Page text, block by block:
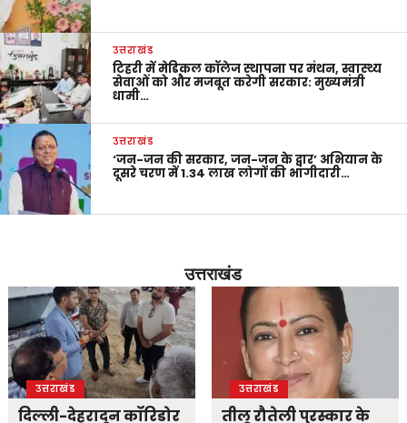
उत्तराखंड
टिहरी में मेडिकल कॉलेज स्थापना पर मंथन, स्वास्थ्य
सेवाओं को और मजबूत करेगी सरकार: मुख्यमंत्री
धामी…
उत्तराखंड
‘जन-जन की सरकार, जन-जन के द्वार’ अभियान के
दूसरे चरण में 1.34 लाख लोगों की भागीदारी…
उत्तराखंड
उत्तराखंड
दिल्ली-देहरादून कॉरिडोर
उत्तराखंड
तीलू रौतेली पुरस्कार के